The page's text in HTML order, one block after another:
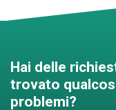
Hai delle
trovato
problemi?